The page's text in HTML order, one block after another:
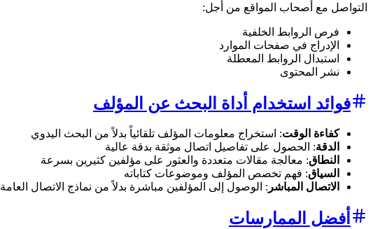
التواصل مع أصحاب المواقع من أجل:
فرص الروابط الخلفية
الإدراج في صفحات الموارد
استبدال الروابط المعطلة
نشر المحتوى
فوائد استخدام أداة البحث عن المؤلف
كفاءة الوقت: استخراج معلومات المؤلف تلقائياً بدلاً من البحث اليدوي
الدقة: الحصول على تفاصيل اتصال موثقة بدقة عالية
النطاق: معالجة مقالات متعددة والعثور على مؤلفين كثيرين بسرعة
السياق: فهم تخصص المؤلف وموضوعات كتاباته
الاتصال المباشر : الوصول إلى المؤلفين مباشرة بدلاً من نماذج الاتصال العامة
أفضل الممارسات